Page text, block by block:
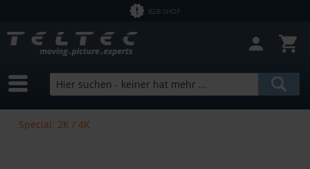
B2B SHOP
Special: 2K / 4K